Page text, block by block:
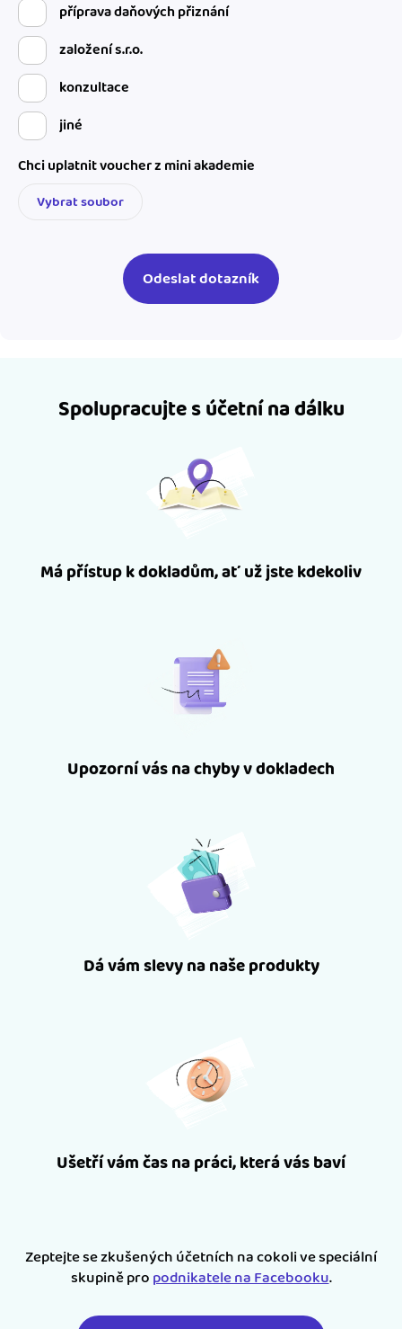
příprava daňových přiznání
založení s.r.o.
konzultace
jiné
Chci uplatnit voucher z mini akademie
Vybrat soubor
Spolupracujte s účetní na dálku
Má přístup k dokladům, ať už jste kdekoliv
Upozorní vás na chyby v dokladech
Dá vám slevy na naše produkty
Ušetří vám čas na práci, která vás baví
Zeptejte se zkušených účetních na cokoli ve speciální
skupině propodnikatele na Facebooku.